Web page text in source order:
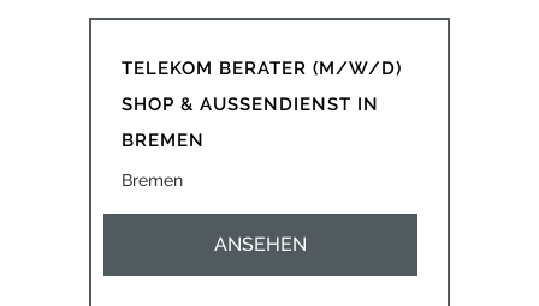
TELEKOM BERATER (M/W/D)
SHOP & AUSSENDIENST IN
BREMEN
Bremen
ANSEHEN